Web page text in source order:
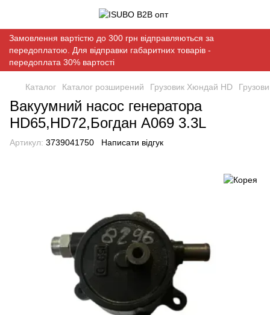
Замовлення вартістю до 300 грн відправляються за
передоплатою. Для відправки габаритних товарів -
передоплата 30% вартості
Каталог Каталог розширений Грузовик Хюндай HD
Вакуумний насос генератора
HD65,HD72,Богдан А069 3.3L
Артикул: 3739041750 Написати відгук